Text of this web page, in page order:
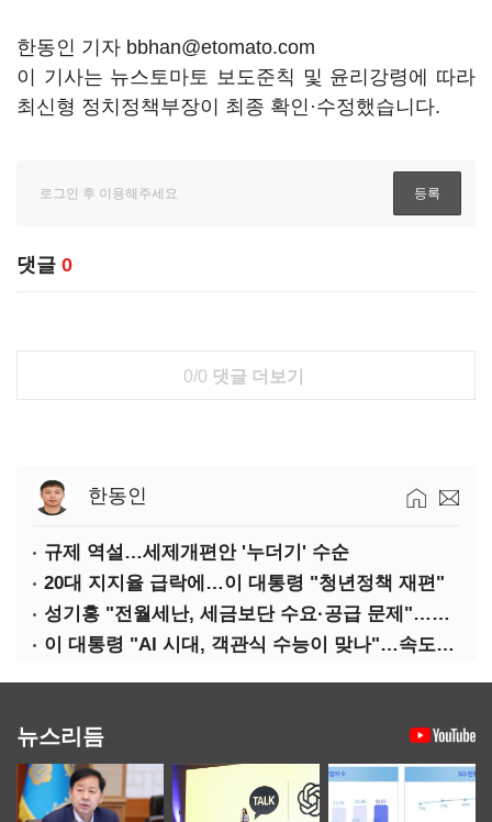
한동인 기자 bbhan@etomato.com
이 기사는 뉴스토마토 보도준칙 및 윤리강령에 따라
최신형 정치정책부장이 최종 확인·수정했습니다.
댓글 0
0/0 댓글 더보기
한동인
규제 역설…세제개편안 '누더기' 수순
20대 지지율 급락에…이 대통령 "청년정책 재편"
성기홍 "전월세난, 세금보단 수요·공급 문제"…닥공 시사
이 대통령 "AI 시대, 객관식 수능이 맞나"…속도전 '경계'
뉴스리듬